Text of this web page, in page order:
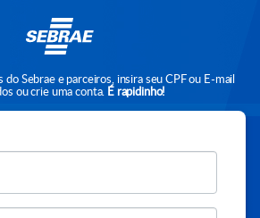
do Sebrae e parceiros, insira seu CPF ou E-mail
ou crie uma conta. É rapidinho!